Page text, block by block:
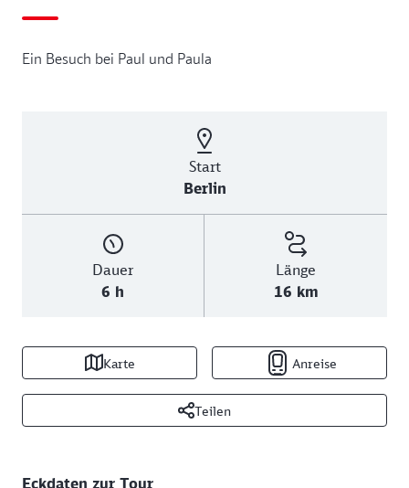
Ein Besuch bei Paul und Paula
Start
Berlin
Dauer
6 h
Länge
16 km
Karte Anreise
Teilen
Eckdaten zur Tour